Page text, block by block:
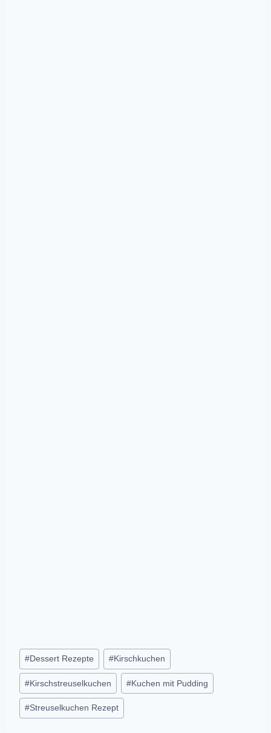
Post
Tags:
#Dessert Rezepte #Kirschkuchen
#Kirschstreuselkuchen #Kuchen mit Pudding
#Streuselkuchen Rezept